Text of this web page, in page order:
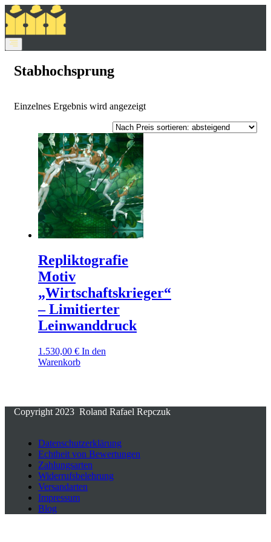
Stabhochsprung
Einzelnes Ergebnis wird angezeigt
Repliktografie
Motiv
„Wirtschaftskrieger“
– Limitierter
Leinwanddruck
1.530,00 € In den
Warenkorb
Copyright 2023 Roland Rafael Repczuk
Datenschutzerklärung
Echtheit von Bewertungen
Zahlungsarten
Widerrufsbelehrung
Versandarten
Impressum
Blog